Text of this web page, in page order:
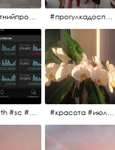
#субботнийпроменад #набережнаяканалагрибоедова #санктпетербург #прогулкадоспасаиобратно #санктпетербург #15july2017 #субботнийпитерскийдень #субботнийпроменад #послеобеда
#btc #eth #sc #xrp #etc #maid #sys #naut #strat #pasc #dash #xmr #nxt #usdt #ltc#lsk #zec #str #rep #coin #markets #bitcoin #красота #июльскоеутро